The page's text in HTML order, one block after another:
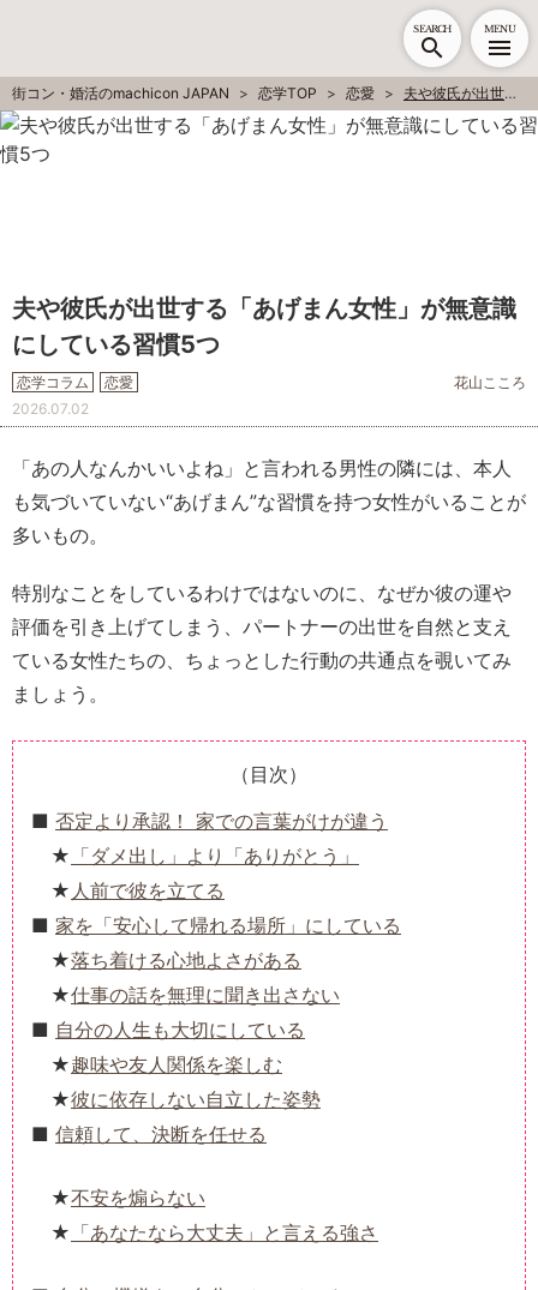
SEARCH MENU
街コン・婚活のmachicon JAPAN 恋学TOP 恋愛 夫や彼氏が出世する「あげまん女性」が無意識にしている習慣5つ
夫や彼氏が出世する「あげまん女性」が無意識
にしている習慣5つ
恋学コラム 恋愛
花山こころ
2026.07.02
「あの人なんかいいよね」と言われる男性の隣には、本人
も気づいていない“あげまん”な習慣を持つ女性がいることが
多いもの。
特別なことをしているわけではないのに、なぜか彼の運や
評価を引き上げてしまう、パートナーの出世を自然と支え
ている女性たちの、ちょっとした行動の共通点を覗いてみ
ましょう。
（目次）
否定より承認！ 家での言葉がけが違う
「ダメ出し」より「ありがとう」
人前で彼を立てる
家を「安心して帰れる場所」にしている
落ち着ける心地よさがある
仕事の話を無理に聞き出さない
自分の人生も大切にしている
趣味や友人関係を楽しむ
彼に依存しない自立した姿勢
信頼して、決断を任せる
不安を煽らない
「あなたなら大丈夫」と言える強さ